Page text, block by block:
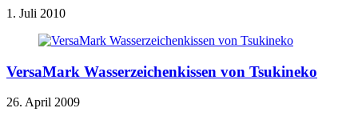
1. Juli 2010
VersaMark Wasserzeichenkissen von Tsukineko
26. April 2009